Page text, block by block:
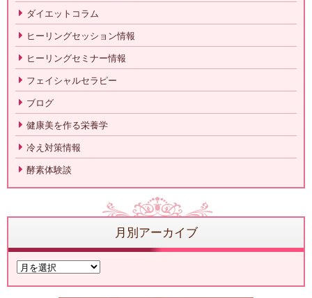
ダイエットコラム
ヒーリングセッション情報
ヒーリングセミナー情報
フェイシャルセラピー
ブログ
健康美を作る栄養学
冷え対策情報
酵素体験談
月別アーカイブ
月
別
ア